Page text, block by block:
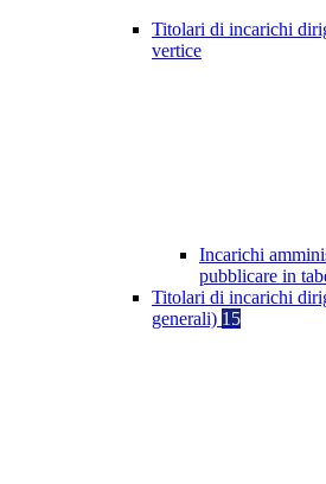
Titolari di incarichi
vertice
Incarichi
pubblicare in
Titolari di incarichi
generali) 15